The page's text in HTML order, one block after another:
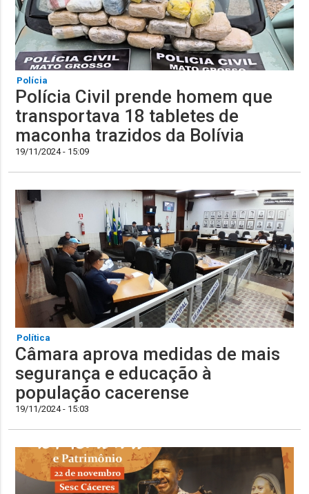
Polícia
Polícia Civil prende homem que
transportava 18 tabletes de
maconha trazidos da Bolívia
19/11/2024 - 15:09
Política
Câmara aprova medidas de mais
segurança e educação à
população cacerense
19/11/2024 - 15:03